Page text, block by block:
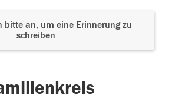
bitte an, um eine Erinnerung zu
schreiben